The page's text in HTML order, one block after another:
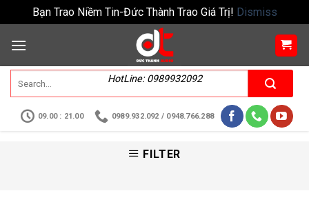
Bạn Trao Niềm Tin-Đức Thành Trao Giá Trị! Dismiss
HotLine: 0989932092
09.00 : 21.00 0989.932.092 / 0948.766.288
FILTER